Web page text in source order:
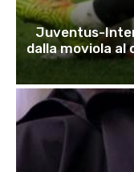
Juventus-
dalla moviola al